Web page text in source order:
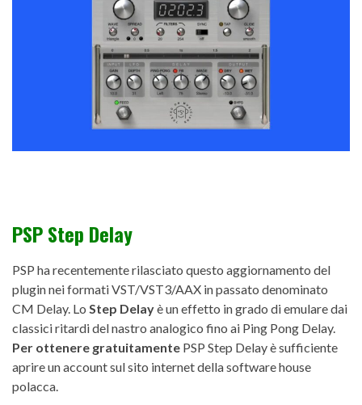
PSP Step Delay
PSP ha recentemente rilasciato questo aggiornamento del
plugin nei formati VST/VST3/AAX in passato denominato
CM Delay. Lo Step Delayè un effetto in grado di emulare dai
classici ritardi del nastro analogico fino ai Ping Pong Delay.
Per ottenere gratuitamente PSP Step Delay è sufficiente
aprire un account sul sito internet della software house
polacca.